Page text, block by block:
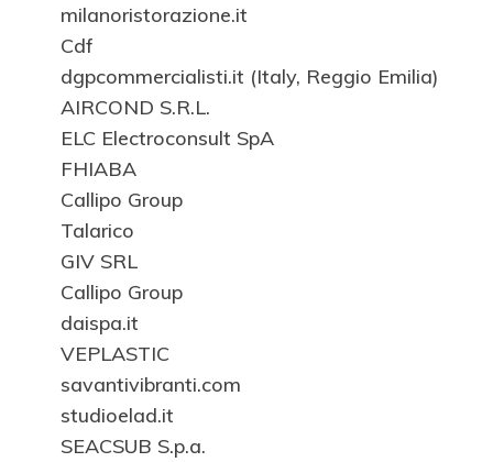
milanoristorazione.it
Cdf
dgpcommercialisti.it (Italy, Reggio Emilia)
AIRCOND S.R.L.
ELC Electroconsult SpA
FHIABA
Callipo Group
Talarico
GIV SRL
Callipo Group
daispa.it
VEPLASTIC
savantivibranti.com
studioelad.it
SEACSUB S.p.a.